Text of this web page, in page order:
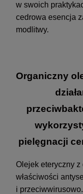
w swoich
cedrowa esencja
modlitwy.
Organiczny
pielęgnacji
Olejek eteryczny
właściwości
i